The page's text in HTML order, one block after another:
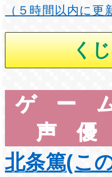
（５時間以内に
ゲー
声
北条篤(こ